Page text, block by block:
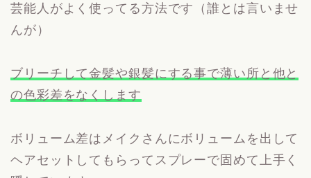
芸能人がよく使ってる方法です（誰とは言いませ
んが）
ブリーチして金髪や銀髪にする事で薄い所と他と
の色彩差をなくします
ボリューム差はメイクさんにボリュームを出して
ヘアセットしてもらってスプレーで固めて上手く